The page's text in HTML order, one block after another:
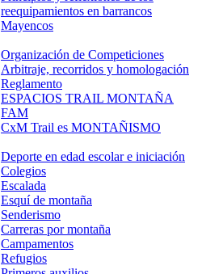
reequipamientos en barrancos
Mayencos
Organización de Competiciones
Arbitraje, recorridos y homologación
Reglamento
ESPACIOS TRAIL MONTAÑA
FAM
CxM Trail es MONTAÑISMO
Deporte en edad escolar e iniciación
Colegios
Escalada
Esquí de montaña
Senderismo
Carreras por montaña
Campamentos
Refugios